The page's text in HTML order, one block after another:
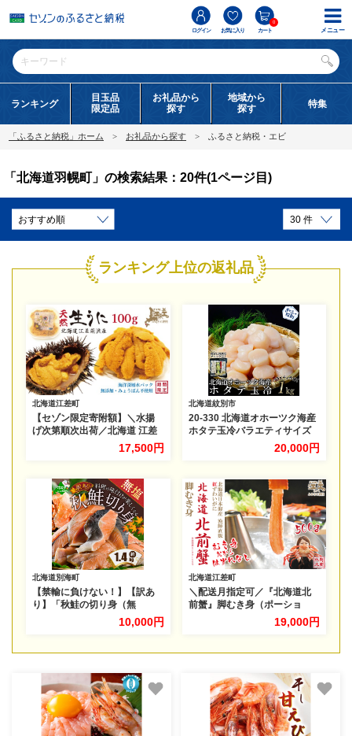
ログイン お気に入り カート
0
ランキング
目玉品
限定品
お礼品から
探す
地域から
探す
特集
「ふるさと納税」ホーム お礼品から探す ふるさと納税・エビ
「北海道羽幌町」の検索結果：20件(1ページ目)
ランキング上位の返礼品
北海道江差町
【セゾン限定寄附額】＼水揚
げ次第順次出荷／北海道 江差
前浜産 生うに 100g【天然・無
添加・みょうばん不使用】令
ニ 日本海熊石産海洋深層
水 塩水ウニ 素材を生かし
た自然の味 国産うに 雲
丹 100グラムパック個包装
17,500円
北海道紋別市
20-330 北海道オホーツク海産
ホタテ玉冷バラエティサイズ
(1kg)｜ 訳あり サイズ不揃い
20,000円
北海道別海町
【禁輸に負けない！】【訳あ
り】「秋鮭の切り身（無
塩）」1.4kg（ 鮭 秋鮭 シャケ
秋シャケ 北海道産鮭 北海道産
鮭切身 さけ さけ切り身 さけ切
地場産秋鮭 ふるさと納税 訳あ
り 訳あり鮭 訳ありシャケ 訳あ
り秋鮭 訳あり切り身 訳あり 切
身）
10,000円
北海道江差町
＼配送月指定可／『北海道北
前蟹』脚むき身（ポーショ
ン）500g 北海道日本海産紅
ずわいがに カニかご漁師直
ジューシーな本場の味をお届
し！ 新鮮生冷 かにしゃ
ぶ しゃぶしゃぶ かに鍋
国産 かに足 かに脚 北海
道産べにずわいがに ギフ
ト 贈答用
19,000円
メニュー